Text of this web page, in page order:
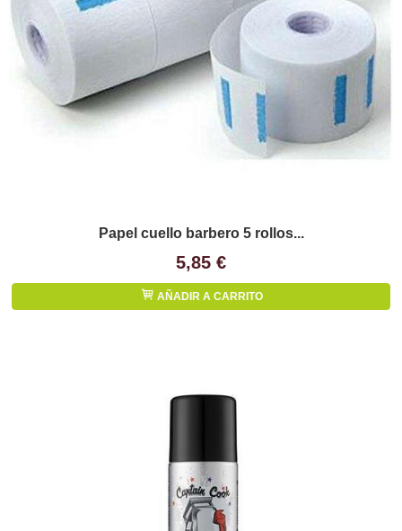
Papel cuello barbero 5 rollos...
5,85 €
AÑADIR A CARRITO